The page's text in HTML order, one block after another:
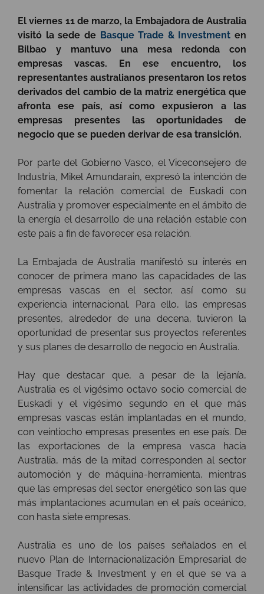
El viernes 11 de marzo, la Embajadora de Australia
visitó la sede deBasque Trade & Investment en
Bilbao y mantuvo una mesa redonda con
empresas vascas. En ese encuentro, los
representantes australianos presentaron los retos
derivados del cambio de la matriz energética que
afronta ese país, así como expusieron a las
empresas presentes las oportunidades de
negocio que se pueden derivar de esa transición.
Por parte del Gobierno Vasco, el Viceconsejero de
Industria, Mikel Amundarain, expresó la intención de
fomentar la relación comercial de Euskadi con
Australia y promover especialmente en el ámbito de
la energía el desarrollo de una relación estable con
este país a fin de favorecer esa relación.
La Embajada de Australia manifestó su interés en
conocer de primera mano las capacidades de las
empresas vascas en el sector, así como su
experiencia internacional. Para ello, las empresas
presentes, alrededor de una decena, tuvieron la
oportunidad de presentar sus proyectos referentes
y sus planes de desarrollo de negocio en Australia.
Hay que destacar que, a pesar de la lejanía,
Australia es el vigésimo octavo socio comercial de
Euskadi y el vigésimo segundo en el que más
empresas vascas están implantadas en el mundo,
con veintiocho empresas presentes en ese país. De
las exportaciones de la empresa vasca hacia
Australia, más de la mitad corresponden al sector
automoción y de máquina-herramienta, mientras
que las empresas del sector energético son las que
más implantaciones acumulan en el país oceánico,
con hasta siete empresas.
Australia es uno de los países señalados en el
nuevo Plan de Internacionalización Empresarial de
Basque Trade & Investment y en el que se va a
intensificar las actividades de promoción comercial